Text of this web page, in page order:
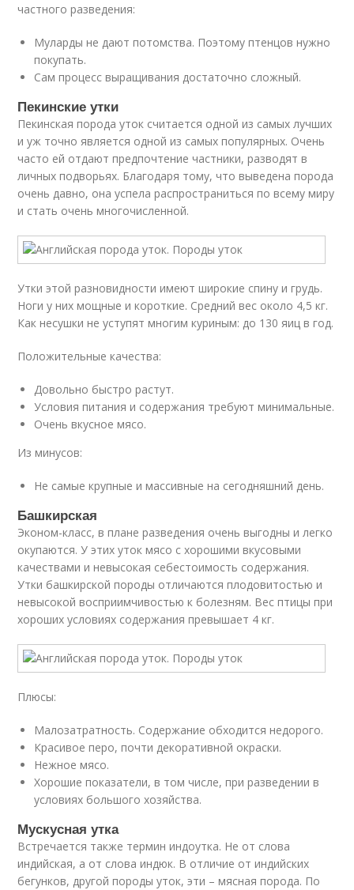
частного разведения:
Муларды не дают потомства. Поэтому птенцов нужно
покупать.
Сам процесс выращивания достаточно сложный.
Пекинские утки
Пекинская порода уток считается одной из самых лучших
и уж точно является одной из самых популярных. Очень
часто ей отдают предпочтение частники, разводят в
личных подворьях. Благодаря тому, что выведена порода
очень давно, она успела распространиться по всему миру
и стать очень многочисленной.
Утки этой разновидности имеют широкие спину и грудь.
Ноги у них мощные и короткие. Средний вес около 4,5 кг.
Как несушки не уступят многим куриным: до 130 яиц в год.
Положительные качества:
Довольно быстро растут.
Условия питания и содержания требуют минимальные.
Очень вкусное мясо.
Из минусов:
Не самые крупные и массивные на сегодняшний день.
Башкирская
Эконом-класс, в плане разведения очень выгодны и легко
окупаются. У этих уток мясо с хорошими вкусовыми
качествами и невысокая себестоимость содержания.
Утки башкирской породы отличаются плодовитостью и
невысокой восприимчивостью к болезням. Вес птицы при
хороших условиях содержания превышает 4 кг.
Плюсы:
Малозатратность. Содержание обходится недорого.
Красивое перо, почти декоративной окраски.
Нежное мясо.
Хорошие показатели, в том числе, при разведении в
условиях большого хозяйства.
Мускусная утка
Встречается также термин индоутка. Не от слова
индийская, а от слова индюк. В отличие от индийских
бегунков, другой породы уток, эти – мясная порода. По